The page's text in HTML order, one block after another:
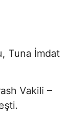
Tuna İmdat
Vakili –